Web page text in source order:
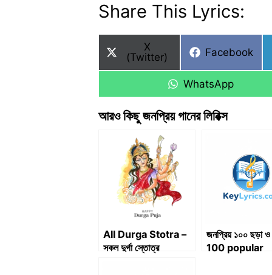
Share This Lyrics:
Share
on
X
(Twitter)
Share
Facebook
Share
WhatsApp
আরও কিছু জনপ্রিয় গানের লিরিক্স
All Durga Stotra –
সকল দুর্গা স্তোত্র
জনপ্রিয় ১০০ ছড়া ও
100 popular